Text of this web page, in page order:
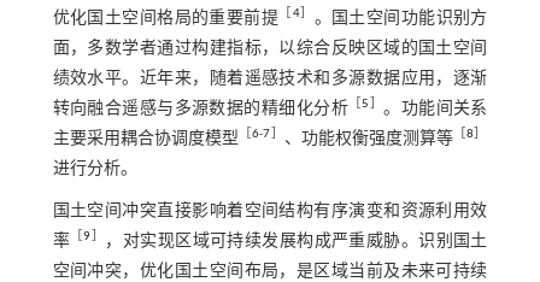
优化国土空间格局的重要前提 4］ 。国土空间功能识别方
面，多数学者通过构建指标，以综合反映区域的国土空间
绩效水平。近年来，随着遥感技术和多源数据应用，逐渐
转向融合遥感与多源数据的精细化分析［5
。功能间关系
主要采用耦合协调度模型 ［6-7 、功能权衡强度测算等 ［8
进行分析。
国土空间冲突直接影响着空间结构有序演变和资源利用效
率 ［9
，对实现区域可持续发展构成严重威胁。识别国土
空间冲突，优化国土空间布局，是区域当前及未来可持续